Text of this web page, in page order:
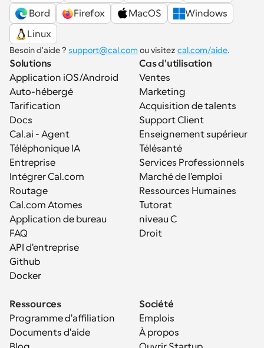
Bord
Firefox MacOS
Windows
Linux
Besoin d'aide ? support@cal.com ou visitez cal.com/aide.
Solutions
Application iOS/Android
Auto-hébergé
Tarification
Docs
Cal.ai - Agent
Téléphonique IA
Entreprise
Intégrer Cal.com
Routage
Cal.com Atomes
Application de bureau
FAQ
API d'entreprise
Github
Docker
Cas d'utilisation
Ventes
Marketing
Acquisition de talents
Support Client
Enseignement supérieur
Télésanté
Services Professionnels
Marché de l'emploi
Ressources Humaines
Tutorat
niveau C
Droit
Ressources
Programme d'affiliation
Documents d'aide
Société
Emplois
À propos